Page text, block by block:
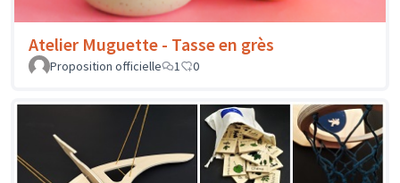
Atelier Muguette - Tasse en grès
Proposition officielle 1 0